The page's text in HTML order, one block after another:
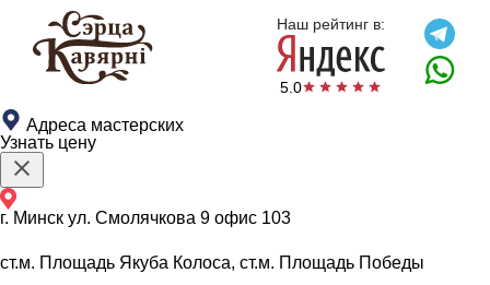
Наш рейтинг в:
5.0
Адреса мастерских
Узнать цену
г. Минск ул. Смолячкова 9 офис 103
ст.м. Площадь Якуба Колоса, ст.м. Площадь Победы